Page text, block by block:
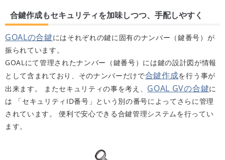
合鍵作成もセキュリティを加味しつつ、手配しやすく
GOALの合鍵にはそれぞれの鍵に固有のナンバー（鍵番号）が
振られています。
GOALにて管理されたナンバー（鍵番号）には鍵の設計図が情報
として含まれており、そのナンバーだけで合鍵作成を行う事が
出来ます。 またセキュリティの事を考え、 GOAL GVの合鍵に
は 「セキュリティID番号」という別の番号によってさらに管理
されています。 便利で安心できる合鍵管理システムを行ってい
ます。